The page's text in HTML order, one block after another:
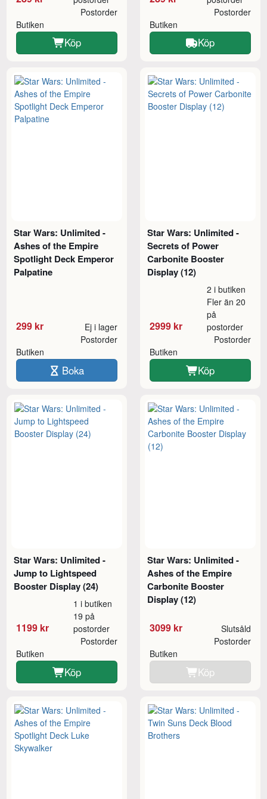
Butiken
Postorder
Köp
Butiken
Postorder
Köp
Star Wars: Unlimited -
Ashes of the Empire
Spotlight Deck Emperor
Palpatine
299 kr Ej i lager
Butiken
Postorder
Boka
Star Wars: Unlimited -
Secrets of Power
Carbonite Booster
Display (12)
2999 kr
2 i butiken
Fler än 20
på
postorder
Butiken
Postorder
Köp
Star Wars: Unlimited -
Jump to Lightspeed
Booster Display (24)
1199 kr
1 i butiken
19 på
postorder
Butiken
Postorder
Köp
Star Wars: Unlimited -
Ashes of the Empire
Carbonite Booster
Display (12)
3099 kr Slutsåld
Butiken
Postorder
Köp